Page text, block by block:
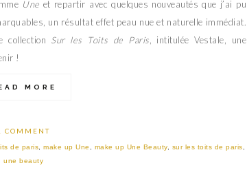
Une et repartir avec quelques nouveautés que j’ai pu
un résultat effet peau nue et naturelle immédiat.
collection Sur les Toits de Paris , intitulée Vestale, une
!
MORE
COMMENT
de paris ,make up Une make up Une Beauty, sur les toits de paris
une beauty